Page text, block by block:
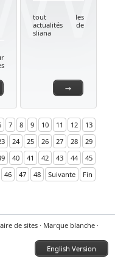
→
tout les
actualités de
sliana
7 8 9 10 11 12
13
24 25 26 27 28
29
40 41 42 43 44
45
46
47 48 Suivante Fin
de sites · Marque blanche ·
English Version